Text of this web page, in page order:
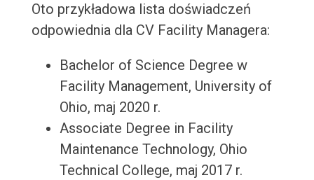
Oto przykładowa lista doświadczeń
odpowiednia dla CV Facility Managera:
Bachelor of Science Degree w
Facility Management, University of
Ohio, maj 2020 r.
Associate Degree in Facility
Maintenance Technology, Ohio
Technical College, maj 2017 r.